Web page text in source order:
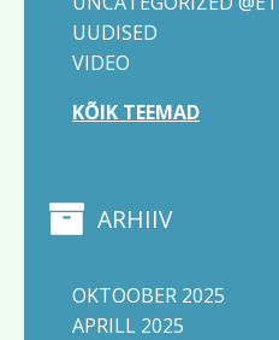
UUDISED
VIDEO
KÕIK TEEMAD
ARHIIV
OKTOOBER 2025
APRILL 2025